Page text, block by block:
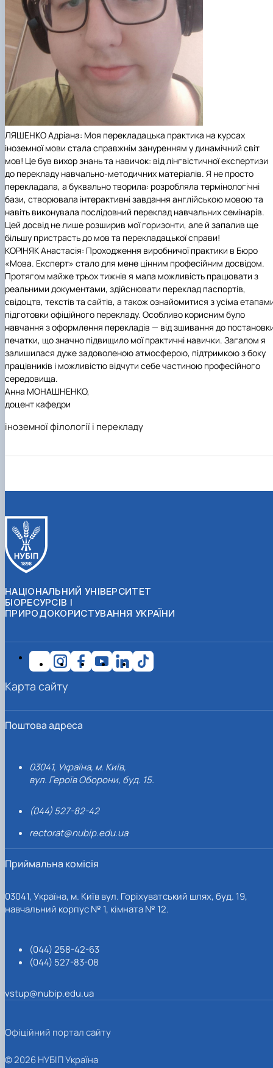
ЛЯШЕНКО Адріана: Моя перекладацька практика на курсах
іноземної мови стала справжнім зануренням у динамічний світ
мов! Це був вихор знань та навичок: від лінгвістичної експертизи
до перекладу навчально-методичних матеріалів. Я не просто
перекладала, а буквально творила: розробляла термінологічні
бази, створювала інтерактивні завдання англійською мовою та
навіть виконувала послідовний переклад навчальних семінарів.
Цей досвід не лише розширив мої горизонти, але й запалив ще
більшу пристрасть до мов та перекладацької справи!
КОРІНЯК Анастасія: Проходження виробничої практики в Бюро
«Мова. Експерт» стало для мене цінним професійним досвідом.
Протягом майже трьох тижнів я мала можливість працювати з
реальними документами, здійснювати переклад паспортів,
свідоцтв, текстів та сайтів, а також ознайомитися з усіма
підготовки офіційного перекладу. Особливо корисним було
навчання з оформлення перекладів — від зшивання до
печатки, що значно підвищило мої практичні навички. Загалом я
залишилася дуже задоволеною атмосферою, підтримкою з боку
працівників і можливістю відчути себе частиною професійного
середовища.
Анна МОНАШНЕНКО,
доцент кафедри
іноземної філології і перекладу
НАЦІОНАЛЬНИЙ УНІВЕРСИТЕТ
БІОРЕСУРСІВ І
ПРИРОДОКОРИСТУВАННЯ УКРАЇНИ
Поштова адреса
03041, Україна, м. Київ,
вул. Героїв Оборони, буд. 15.
(044) 527-82-42
rectorat@nubip.edu.ua
Приймальна комісія
03041, Україна, м. Київ вул. Горіхуватський шлях, буд. 19,
навчальний корпус № 1, кімната № 12.
(044) 258-42-63
(044) 527-83-08
vstup@nubip.edu.ua
Карта сайту
Офіційний портал сайту
© 2026 НУБІП Україна